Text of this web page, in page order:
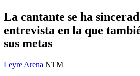
La cantante se ha
entrevista en la que
sus metas
Leyre Arena NTM